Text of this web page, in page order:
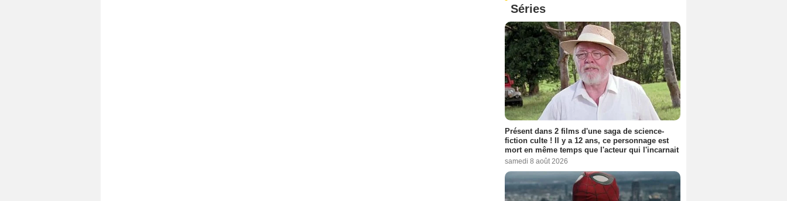
Séries
Présent dans 2 films d'une saga de science-
fiction culte ! Il y a 12 ans, ce personnage est
mort en même temps que l'acteur qui l'incarnait
samedi 8 août 2026